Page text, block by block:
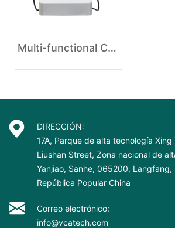
Multi-functional Cold Plasma Beauty Machine
DIRECCIÓN:
17A, Parque de alta tecnología Xing
Liushan Street, Zona nacional de
Yanjiao, Sanhe, 065200,
República Popular China
Correo electrónico:
info@vcatech.com